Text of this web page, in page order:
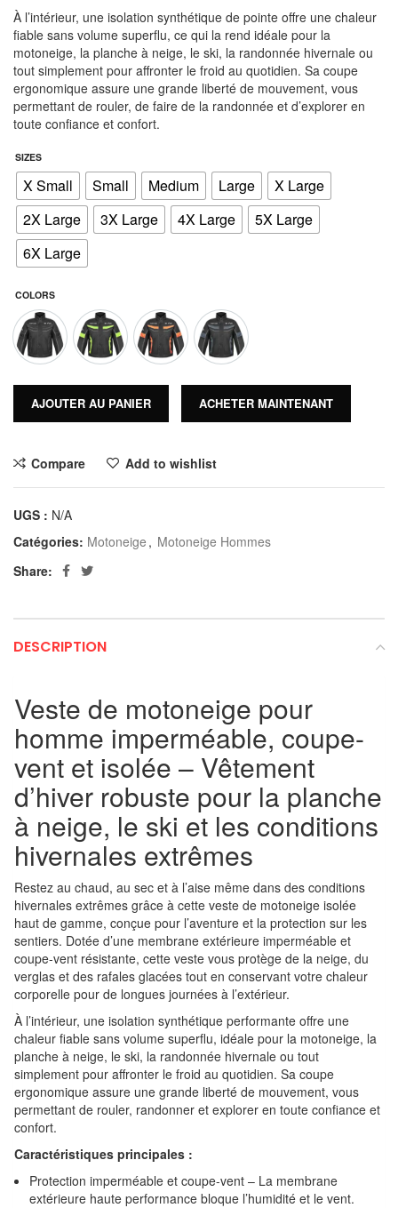
À l’intérieur, une isolation synthétique de pointe offre une chaleur
fiable sans volume superflu, ce qui la rend idéale pour la
motoneige, la planche à neige, le ski, la randonnée hivernale ou
tout simplement pour affronter le froid au quotidien. Sa coupe
ergonomique assure une grande liberté de mouvement, vous
permettant de rouler, de faire de la randonnée et d’explorer en
toute confiance et confort.
SIZES
X Small Small Medium Large
X Large
2X Large
3X Large 4X Large
5X Large
6X Large
COLORS
AJOUTER AU PANIER ACHETER MAINTENANT
Compare Add to wishlist
UGS : N/A
Catégories: Motoneige , Motoneige Hommes
Share:
DESCRIPTION
Veste de motoneige pour
homme imperméable, coupe-
vent et isolée – Vêtement
d’hiver robuste pour la planche
à neige, le ski et les conditions
hivernales extrêmes
Restez au chaud, au sec et à l’aise même dans des conditions
hivernales extrêmes grâce à cette veste de motoneige isolée
haut de gamme, conçue pour l’aventure et la protection sur les
sentiers. Dotée d’une membrane extérieure imperméable et
coupe-vent résistante, cette veste vous protège de la neige, du
verglas et des rafales glacées tout en conservant votre chaleur
corporelle pour de longues journées à l’extérieur.
À l’intérieur, une isolation synthétique performante offre une
chaleur fiable sans volume superflu, idéale pour la motoneige, la
planche à neige, le ski, la randonnée hivernale ou tout
simplement pour affronter le froid au quotidien. Sa coupe
ergonomique assure une grande liberté de mouvement, vous
permettant de rouler, randonner et explorer en toute confiance et
confort.
Caractéristiques principales :
Protection imperméable et coupe-vent – ​​La membrane
extérieure haute performance bloque l’humidité et le vent.